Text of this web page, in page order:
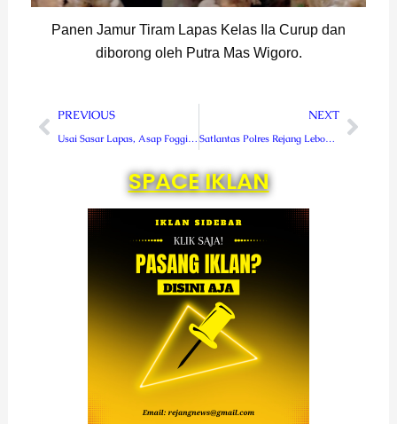
Panen Jamur Tiram Lapas Kelas IIa Curup dan
diborong oleh Putra Mas Wigoro.
Prev
PREVIOUS
Usai Sasar Lapas, Asap Fogging Rescue Perindo Kepung Wilayah BUR
NEXT
Satlantas Polres Rejang Lebong bagikan 100 paket sembako
Next
SPACE IKLAN